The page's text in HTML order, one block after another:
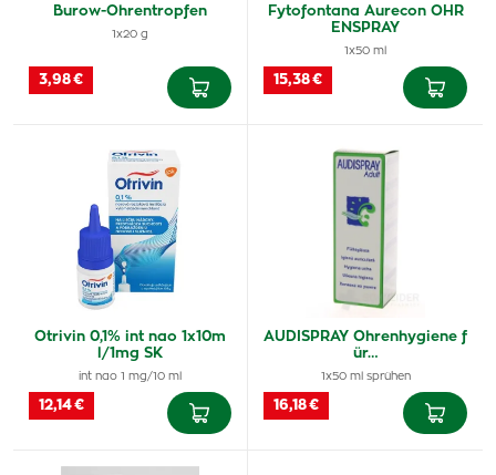
Burow-Ohrentropfen
1x20 g
3,98 €
Fytofontana Aurecon OHR
ENSPRAY
1x50 ml
15,38 €
Otrivin 0,1% int nao 1x10m
l/1mg SK
int nao 1 mg/10 ml
12,14 €
AUDISPRAY Ohrenhygiene f
ür…
1x50 ml sprühen
16,18 €